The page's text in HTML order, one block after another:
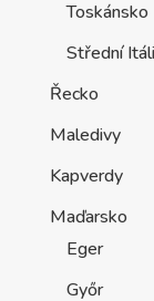
Toskánsko
Střední
Řecko
Maledivy
Kapverdy
Maďarsko
Eger
Győr